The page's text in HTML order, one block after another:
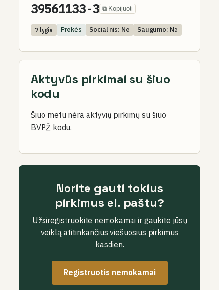
39561133-3 ⧉ Kopijuoti
7 lygis Prekės Socialinis: Ne Saugumo: Ne
Aktyvūs pirkimai su šiuo
kodu
Šiuo metu nėra aktyvių pirkimų su šiuo
BVPŽ kodu.
Norite gauti tokius
pirkimus el. paštu?
Užsiregistruokite nemokamai ir gaukite jūsų
veiklą atitinkančius viešuosius pirkimus
kasdien.
Registruotis nemokamai